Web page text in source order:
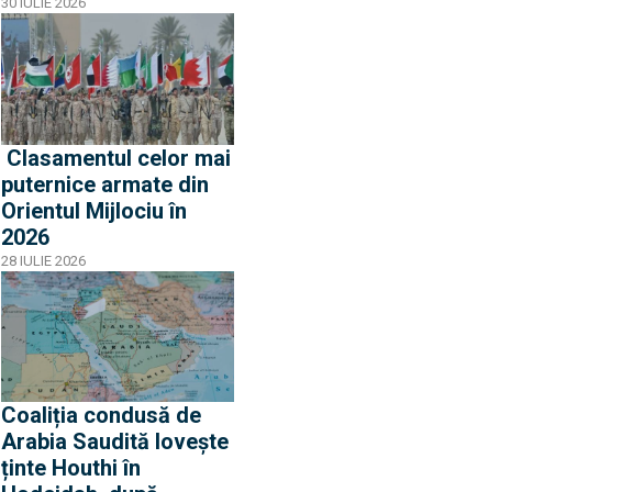
miliarde euro pentru
Gripen, drone, rachete
și apărare aeriană
Clasamentul celor mai
puternice armate din
Orientul Mijlociu în
2026
28 IULIE 2026
Coaliția condusă de
Arabia Saudită lovește
ținte Houthi în